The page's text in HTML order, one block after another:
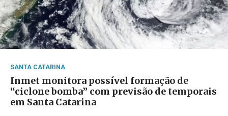
SANTA CATARINA
Inmet monitora possível formação de
“ciclone bomba” com previsão de temporais
em Santa Catarina